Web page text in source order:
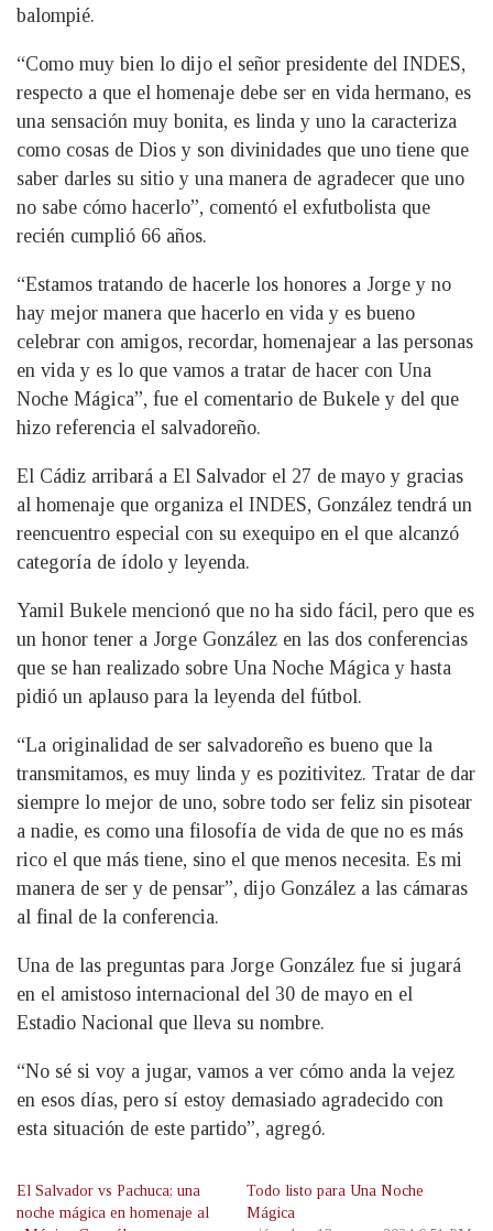
balompié.
“Como muy bien lo dijo el señor presidente del INDES,
respecto a que el homenaje debe ser en vida hermano, es
una sensación muy bonita, es linda y uno la caracteriza
como cosas de Dios y son divinidades que uno tiene que
saber darles su sitio y una manera de agradecer que uno
no sabe cómo hacerlo”, comentó el exfutbolista que
recién cumplió 66 años.
“Estamos tratando de hacerle los honores a Jorge y no
hay mejor manera que hacerlo en vida y es bueno
celebrar con amigos, recordar, homenajear a las personas
en vida y es lo que vamos a tratar de hacer con Una
Noche Mágica”, fue el comentario de Bukele y del que
hizo referencia el salvadoreño.
El Cádiz arribará a El Salvador el 27 de mayo y gracias
al homenaje que organiza el INDES, González tendrá un
reencuentro especial con su exequipo en el que alcanzó
categoría de ídolo y leyenda.
Yamil Bukele mencionó que no ha sido fácil, pero que es
un honor tener a Jorge González en las dos conferencias
que se han realizado sobre Una Noche Mágica y hasta
pidió un aplauso para la leyenda del fútbol.
“La originalidad de ser salvadoreño es bueno que la
transmitamos, es muy linda y es pozitivitez. Tratar de dar
siempre lo mejor de uno, sobre todo ser feliz sin pisotear
a nadie, es como una filosofía de vida de que no es más
rico el que más tiene, sino el que menos necesita. Es mi
manera de ser y de pensar”, dijo González a las cámaras
al final de la conferencia.
Una de las preguntas para Jorge González fue si jugará
en el amistoso internacional del 30 de mayo en el
Estadio Nacional que lleva su nombre.
“No sé si voy a jugar, vamos a ver cómo anda la vejez
en esos días, pero sí estoy demasiado agradecido con
esta situación de este partido”, agregó.
El Salvador vs Pachuca; una
noche mágica en homenaje al
Todo listo para Una Noche
Mágica